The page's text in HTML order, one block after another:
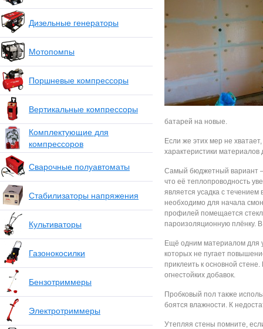
Дизельные генераторы
Мотопомпы
Поршневые компрессоры
Вертикальные компрессоры
Комплектующие для
компрессоров
Сварочные полуавтоматы
Стабилизаторы напряжения
Культиваторы
Газонокосилки
Бензотриммеры
Электротриммеры
батарей на новые.
Если же этих мер не
характеристики материалов
Самый бюджетный вариант –
что её теплопроводность
является усадка с
необходимо для начала
профилей помещается
пароизоляционную плёнку. В
Ещё одним материалом для
которых не пугает
приклеить к основной
огнестойких добавок.
Пробковый пол также
боятся влажности. К
Утепляя стены помните,